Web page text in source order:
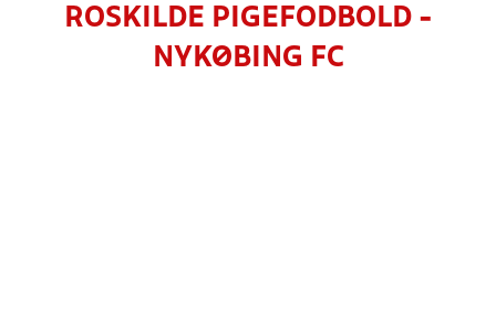
ROSKILDE PIGEFODBOLD -
NYKØBING FC